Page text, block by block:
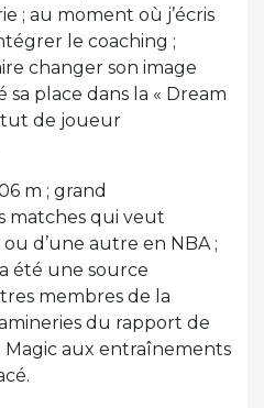
; au moment où j’écris
le coaching ;
changer son image
sa place dans la « Dream
de joueur
m ; grand
matches qui veut
d’une autre en NBA ;
été une source
membres de la
du rapport de
aux entraînements